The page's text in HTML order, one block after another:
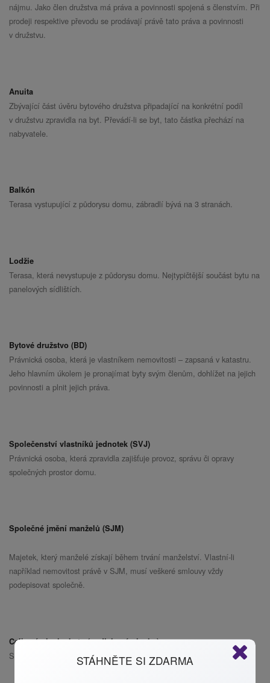
nájmu. Jako člen družstva má práva a povinnosti spojená s členstvím. Při
prodeji respektive převodu se prodávají právě tato práva a povinnosti
v družstvu.
Anuita
Zbývající část úvěru bytového družstva připadající na konkrétní podíl
v družstvu zpravidla na byt. Převádí-li se byt, tato částka přechází na
nabyvatele.
Balkón
Terasa vystupující z půdorysu domu, zábradlí bývá na 3 stranách.
Lodžie
Terasa, která nevystupuje z půdorysu domu. Nejtypičtější součást bytu na
panelových sídlištích.
Bytové družstvo (BD)
Právnická osoba, která je vlastníkem nemovitosti – zapsaná v katastru.
Jeho hlavním úkolem je pronajímat byty svým členům, dohlížet na jejich
povinnosti a plnit jejich práva.
Společenství vlastníků jednotek (SVJ)
Právnická osoba, která zpravidla zajišťuje provoz, správu či opravy
společných prostor domu.
Společné jmění manželů (SJM)
Majetek, který manželé získají během trvání manželství. Vlastní-li
například nemovitost právě v SJM, musí veškeré smlouvy vždy
podepisovat společně.
Celková plocha bytu (podlahová plocha)
Součet ploch všech místností bytu včetně teras, balkónů a lodžií.
STÁHNĚTE SI ZDARMA